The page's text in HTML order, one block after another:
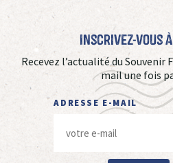
Inscrivez-vous
Recevez l’actualité du Souvenir
mail une fois
ADRESSE E-MAIL